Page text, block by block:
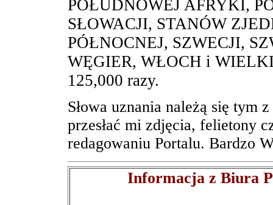
POŁUDNOWEJ AFRYKI,
SŁOWACJI, STANÓW
PÓŁNOCNEJ, SZWECJI,
WĘGIER, WŁOCH i
125,000 razy.
Słowa uznania należą się tym
przesłać mi zdjęcia, felietony
redagowaniu Portalu. Bardzo
Informacja z Biura